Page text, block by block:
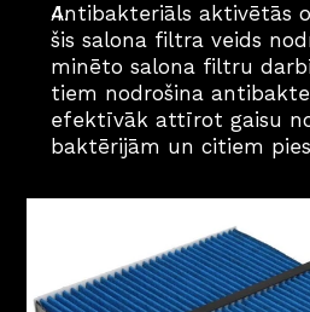
Antibakteriāls aktivētās
šis salona filtra veids
minēto salona filtru
tiem nodrošina
efektīvāk attīrot gaisu
baktērijām un citiem